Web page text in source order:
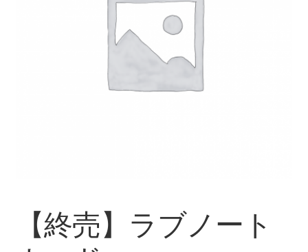
【HELP】カタログ
【HELP】クイックリーディング
【HELP】スペシャルデッキ
【HELP】スペシャルデッキ設定
【終売】ラブノート